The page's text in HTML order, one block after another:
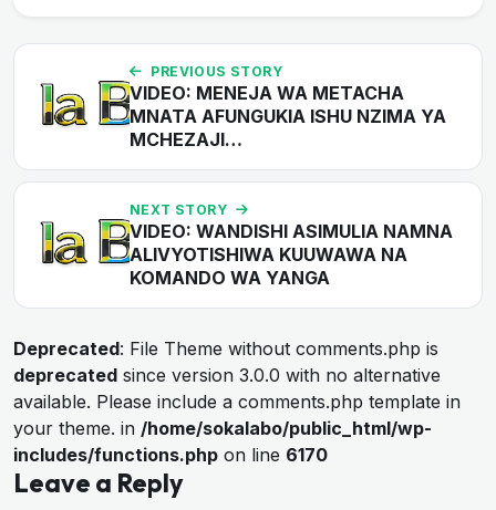
PREVIOUS STORY
VIDEO: MENEJA WA METACHA
MNATA AFUNGUKIA ISHU NZIMA YA
MCHEZAJI…
NEXT STORY
VIDEO: WANDISHI ASIMULIA NAMNA
ALIVYOTISHIWA KUUWAWA NA
KOMANDO WA YANGA
Deprecated: File Theme without comments.php is
deprecated since version 3.0.0 with no alternative
available. Please include a comments.php template in
your theme. in /home/sokalabo/public_html/wp-
includes/functions.php on line 6170
Leave a Reply